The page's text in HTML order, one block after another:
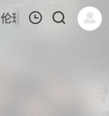
伦理片 今日更新
139